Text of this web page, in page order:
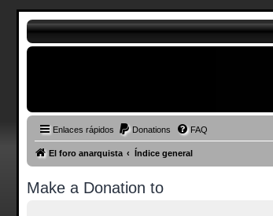
Enlaces rápidos Donations FAQ
El foro anarquista Índice general
Make a Donation to